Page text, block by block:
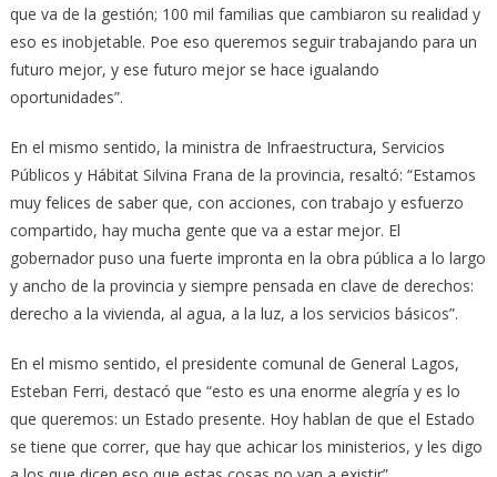
que va de la gestión; 100 mil familias que cambiaron su realidad y
eso es inobjetable. Poe eso queremos seguir trabajando para un
futuro mejor, y ese futuro mejor se hace igualando
oportunidades”.
En el mismo sentido, la ministra de Infraestructura, Servicios
Públicos y Hábitat Silvina Frana de la provincia, resaltó: “Estamos
muy felices de saber que, con acciones, con trabajo y esfuerzo
compartido, hay mucha gente que va a estar mejor. El
gobernador puso una fuerte impronta en la obra pública a lo largo
y ancho de la provincia y siempre pensada en clave de derechos:
derecho a la vivienda, al agua, a la luz, a los servicios básicos”.
En el mismo sentido, el presidente comunal de General Lagos,
Esteban Ferri, destacó que “esto es una enorme alegría y es lo
que queremos: un Estado presente. Hoy hablan de que el Estado
se tiene que correr, que hay que achicar los ministerios, y les digo